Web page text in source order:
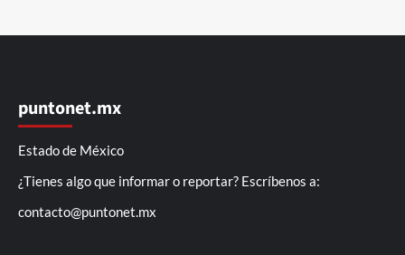
puntonet.mx
Estado de México
¿Tienes algo que informar o reportar? Escríbenos a:
contacto@puntonet.mx